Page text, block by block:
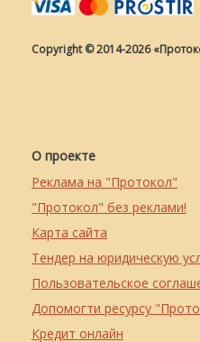
Copyright © 2014-2026
О проекте
Реклама на "Протокол"
"Протокол" без реклами!
Карта сайта
Тендер на юридическую
Пользовательское
Допомогти ресурсу
Кредит онлайн